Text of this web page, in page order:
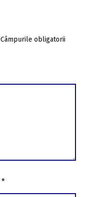
Câmpurile obligatorii
*